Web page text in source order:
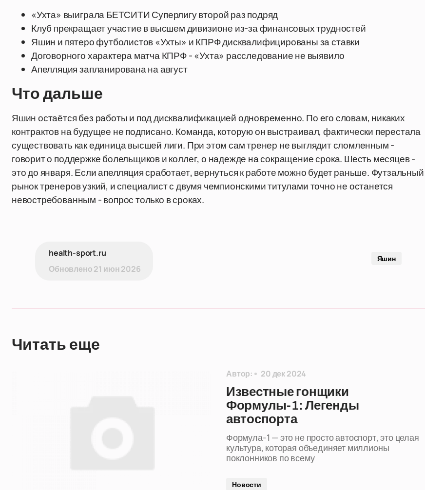
«Ухта» выиграла БЕТСИТИ Суперлигу второй раз подряд
Клуб прекращает участие в высшем дивизионе из-за финансовых трудностей
Яшин и пятеро футболистов «Ухты» и КПРФ дисквалифицированы за ставки
Договорного характера матча КПРФ - «Ухта» расследование не выявило
Апелляция запланирована на август
Что дальше
Яшин остаётся без работы и под дисквалификацией одновременно. По его словам, никаких
контрактов на будущее не подписано. Команда, которую он выстраивал, фактически перестала
существовать как единица высшей лиги. При этом сам тренер не выглядит сломленным -
говорит о поддержке болельщиков и коллег, о надежде на сокращение срока. Шесть месяцев -
это до января. Если апелляция сработает, вернуться к работе можно будет раньше. Футзальный
рынок тренеров узкий, и специалист с двумя чемпионскими титулами точно не останется
невостребованным - вопрос только в сроках.
health-sport.ru
Обновлено21 июн 2026
Яшин
Читать еще
Автор: 20 дек 2024
Известные гонщики
Формулы-1: Легенды
автоспорта
Формула-1 — это не просто автоспорт, это целая
культура, которая объединяет миллионы
поклонников по всему
Новости